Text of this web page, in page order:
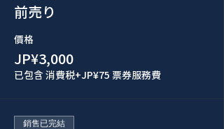
前売り
價格
JP¥3,000
已包含 消費税+JP¥75 票券服務費
銷售已完結